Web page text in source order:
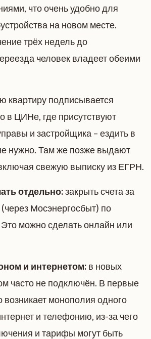
что очень удобно для
на новом месте.
трёх недель до
человек владеет обеими
квартиру подписывается
в ЦИНе, где присутствуют
и застройщика – ездить в
нужно. Там же позже выдают
свежую выписку из ЕГРН.
отдельно:закрыть счета за
Мосэнергосбыт) по
можно сделать онлайн или
и интернетом: в новых
часто не подключён. В первые
возникает монополия одного
и телефонию, из-за чего
и тарифы могут быть